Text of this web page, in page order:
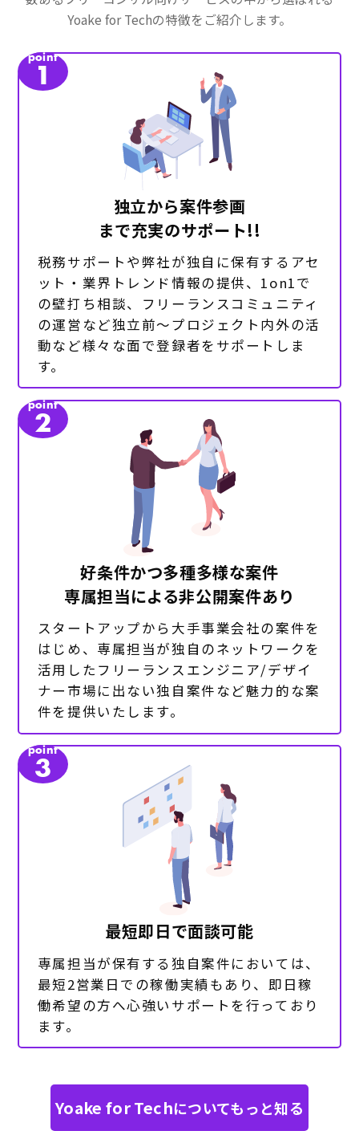
Yoake for Techの特徴をご紹介します。
point
1
独立から案件参画
まで充実のサポート!!
税務サポートや弊社が独自に保有するアセ
ット・業界トレンド情報の提供、1on1で
の壁打ち相談、フリーランスコミュニティ
の運営など独立前～プロジェクト内外の活
動など様々な面で登録者をサポートしま
す。
point
2
好条件かつ多種多様な案件
専属担当による非公開案件あり
スタートアップから大手事業会社の案件を
はじめ、専属担当が独自のネットワークを
活用したフリーランスエンジニア/デザイ
ナー市場に出ない独自案件など魅力的な案
件を提供いたします。
point
3
最短即日で面談可能
専属担当が保有する独自案件においては、
最短2営業日での稼働実績もあり、即日稼
働希望の方へ心強いサポートを行っており
ます。
Yoake for Techについてもっと知る